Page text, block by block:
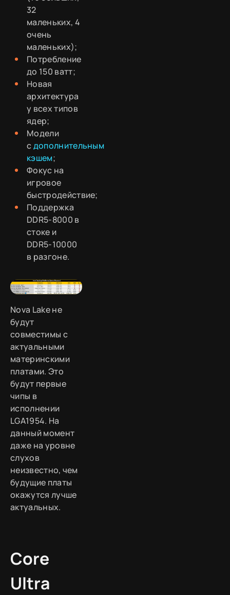
32
маленьких, 4
очень
маленьких);
Потребление
до 150 ватт;
Новая
архитектура
у всех типов
ядер;
Модели
сдополнительным
кэшем;
Фокус на
игровое
быстродействие;
Поддержка
DDR5-8000 в
стоке и
DDR5-10000
в разгоне.
Nova Lake не
будут
совместимы с
актуальными
материнскими
платами. Это
будут первые
чипы в
исполнении
LGA1954. На
данный момент
даже на уровне
слухов
неизвестно, чем
будущие платы
окажутся лучше
актуальных.
Core
Ultra